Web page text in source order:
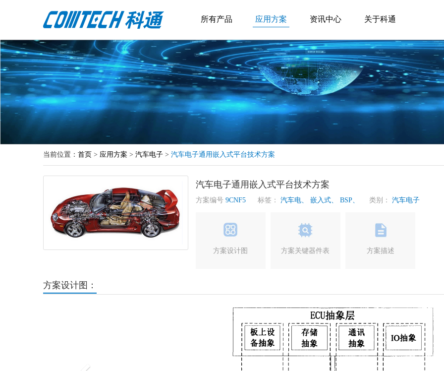
所有产品 应用方案 资讯中心 关于科通
当前位置： 首页 > 应用方案 > 汽车电子 > 汽车电子通用嵌入式平台技术方案
汽车电子通用嵌入式平台技术方案
方案编号 9CNF5 标签： 汽车电、 嵌入式、 BSP、 类别： 汽车电子
方案设计图 方案关键器件表 方案描述
方案设计图：